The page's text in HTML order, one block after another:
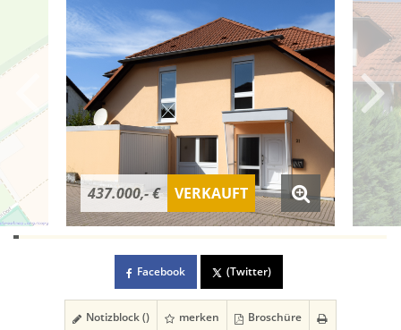
437.000,- € VERKAUFT
Facebook (Twitter)
Notizblock () merken Broschüre